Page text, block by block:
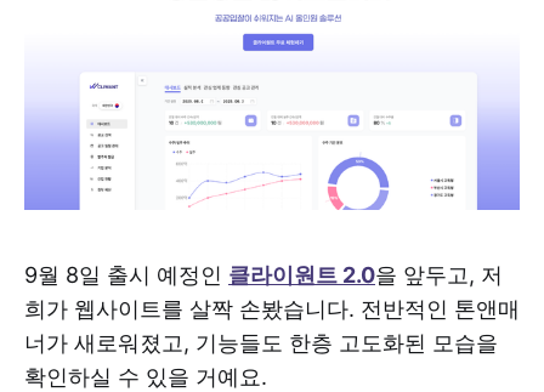
9월 8일 출시 예정인 클라이원트 2.0을 앞두고, 저
희가 웹사이트를 살짝 손봤습니다. 전반적인 톤앤매
너가 새로워졌고, 기능들도 한층 고도화된 모습을
확인하실 수 있을 거예요.